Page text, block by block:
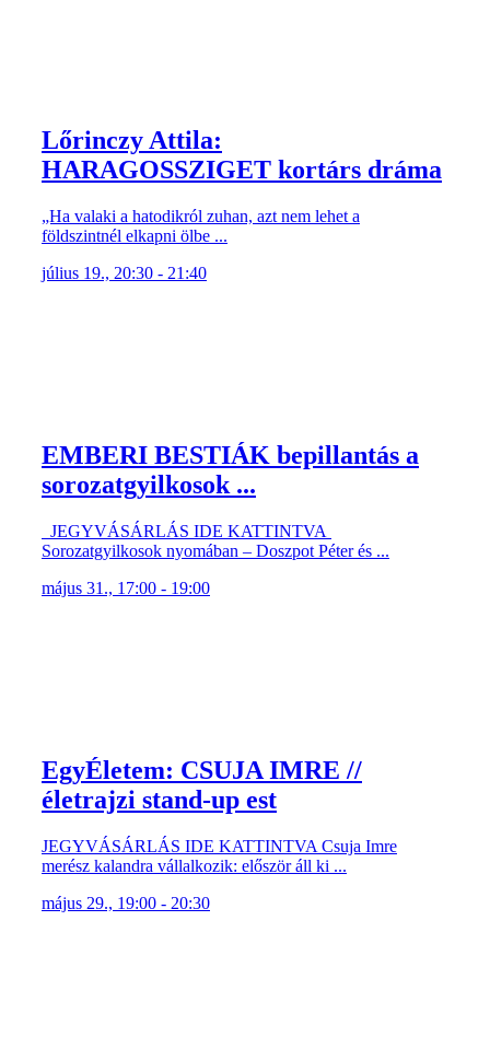
Lőrinczy Attila:
HARAGOSSZIGET kortárs dráma
„Ha valaki a hatodikról zuhan, azt nem lehet a
földszintnél elkapni ölbe ...
július 19., 20:30 - 21:40
EMBERI BESTIÁK bepillantás a
sorozatgyilkosok ...
JEGYVÁSÁRLÁS IDE KATTINTVA
Sorozatgyilkosok nyomában – Doszpot Péter és ...
május 31., 17:00 - 19:00
EgyÉletem: CSUJA IMRE //
életrajzi stand-up est
JEGYVÁSÁRLÁS IDE KATTINTVA Csuja Imre
merész kalandra vállalkozik: először áll ki ...
május 29., 19:00 - 20:30